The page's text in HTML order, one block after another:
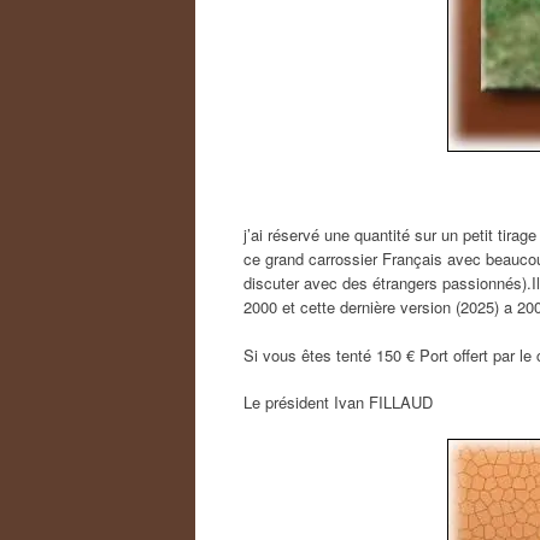
j’ai réservé une quantité sur un petit
ce grand carrossier Français avec
discuter avec des étrangers
2000 et cette dernière version (2025) a
Si vous êtes tenté 150 € Port offert par
Le président Ivan FILLAUD